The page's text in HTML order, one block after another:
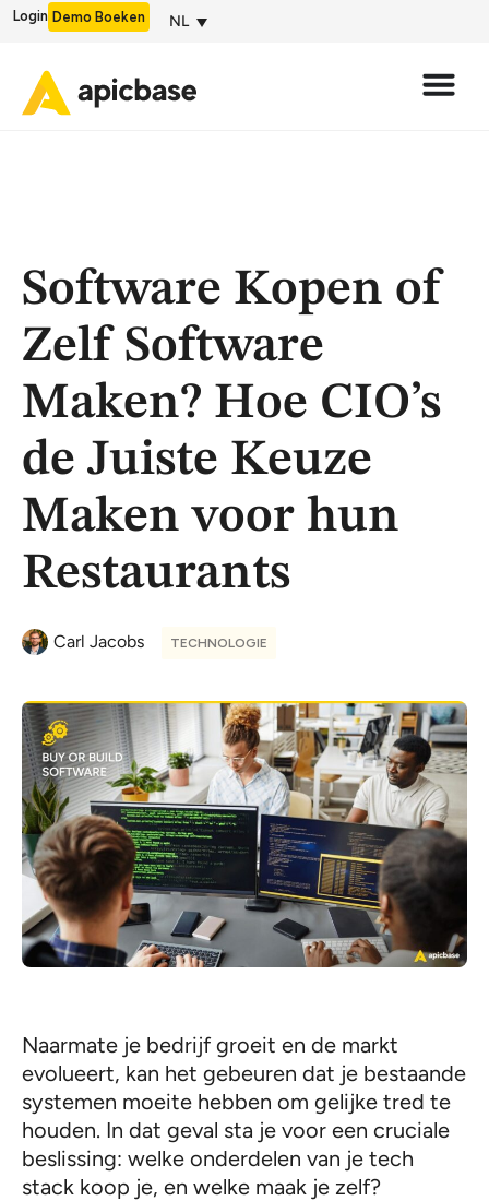
Login Demo Boeken NL
Software Kopen of
Zelf Software
Maken? Hoe CIO’s
de Juiste Keuze
Maken voor hun
Restaurants
Carl Jacobs TECHNOLOGIE
Naarmate je bedrijf groeit en de markt
evolueert, kan het gebeuren dat je bestaande
systemen moeite hebben om gelijke tred te
houden. In dat geval sta je voor een cruciale
beslissing: welke onderdelen van je tech
stack koop je, en welke maak je zelf?